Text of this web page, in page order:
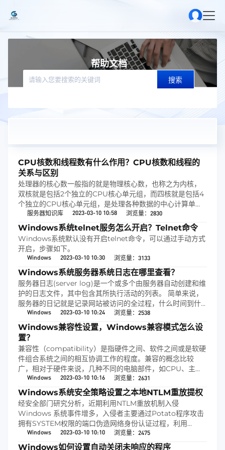
帮助文档
搜索
CPU核数和线程数有什么作用？CPU核数和线程的
关系与区别
处理器的核心数一般指的就是物理核心数，也称之为内核，
双核就是包括2个独立的CPU核心单元组，而四核就是包括4
个独立的CPU核心单元组，是处理各种数据的中心计算单
元，多核心的处理器能够有效进步CPU的多任务功能，或者
说减少CPU的占用率，进步计算功率
服务器知识库 2023-03-10 10:58 浏览量：2830
Windows系统telnet服务怎么开启？Telnet命令
Windows系统默认没有开启telnet命令，可以通过手动方式
开启，步骤如下。
Windows 2023-03-10 10:30 浏览量：3133
Windows系统服务器系统日志在哪里查看？
服务器日志(server log)是一个或多个由服务器自动创建和维
护的日志文件，其中包含其所执行活动的列表。 简单来说，
服务器的日记就是记录网站被访问的全过程，什么时间到什
么时间有哪些人来过，什么搜索引擎来过，有没有收录你的
网页，从你的网站工作的第一天你的日记就有了
Windows 2023-03-10 10:24 浏览量：2538
Windows兼容性设置，Windows兼容模式怎么设
置？
兼容性（compatibility）是指硬件之间、软件之间或是软硬
件组合系统之间的相互协调工作的程度。兼容的概念比较
广，相对于硬件来说，几种不同的电脑部件，如CPU、主
板、显示卡等，如果在工作时能够相互配合、稳定地工作，
就说它们之间的兼容性比较好，反之就是兼容性不好
Windows 2023-03-10 10:16 浏览量：2631
Windows系统安全策略设置之本地NTLM重放提权
经安全部门研究分析，近期利用NTLM重放机制入侵
Windows 系统事件增多，入侵者主要通过Potato程序攻击
拥有SYSTEM权限的端口伪造网络身份认证过程，利用
NTLM重放机制骗取SYSTEM身份令牌，最终取得系统权
限，该安全风险微软并不认为存在漏洞，所以不会进行修
Windows 2023-03-10 10:10 浏览量：2475
Windows如何设置自动关闭未响应的程序